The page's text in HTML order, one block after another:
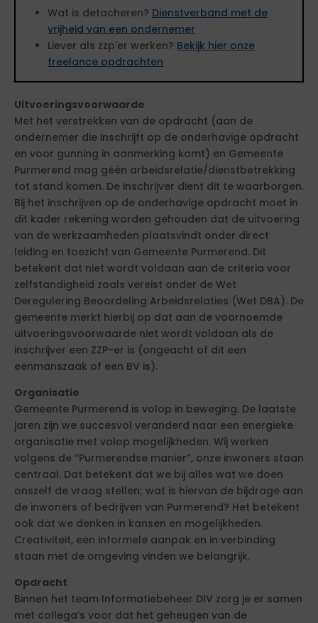
Wat is detacheren? Dienstverband met de
vrijheid van een ondernemer
Liever als zzp'er werken? Bekijk hier onze
freelance opdrachten
Uitvoeringsvoorwaarde
Met het verstrekken van de opdracht (aan de
ondernemer die inschrijft op de onderhavige opdracht
en voor gunning in aanmerking komt) en Gemeente
Purmerend mag géén arbeidsrelatie/dienstbetrekking
tot stand komen. De inschrijver dient dit te waarborgen.
Bij het inschrijven op de onderhavige opdracht moet in
dit kader rekening worden gehouden dat de uitvoering
van de werkzaamheden plaatsvindt onder direct
leiding en toezicht van Gemeente Purmerend. Dit
betekent dat niet wordt voldaan aan de criteria voor
zelfstandigheid zoals vereist onder de Wet
Deregulering Beoordeling Arbeidsrelaties (Wet DBA). De
gemeente merkt hierbij op dat aan de voornoemde
uitvoeringsvoorwaarde niet wordt voldaan als de
inschrijver een ZZP-er is (ongeacht of dit een
eenmanszaak of een BV is).
Organisatie
Gemeente Purmerend is volop in beweging. De laatste
jaren zijn we succesvol veranderd naar een energieke
organisatie met volop mogelijkheden. Wij werken
volgens de “Purmerendse manier”, onze inwoners staan
centraal. Dat betekent dat we bij alles wat we doen
onszelf de vraag stellen; wat is hiervan de bijdrage aan
de inwoners of bedrijven van Purmerend? Het betekent
ook dat we denken in kansen en mogelijkheden.
Creativiteit, een informele aanpak en in verbinding
staan met de omgeving vinden we belangrijk.
Opdracht
Binnen het team Informatiebeheer DIV zorg je er samen
met collega’s voor dat het geheugen van de